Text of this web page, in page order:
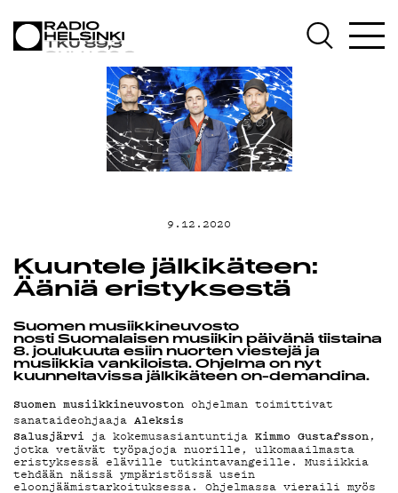
OHJELMAT
TEKIJÄT
ON-DEMAND
PODCAST
MAINOSTA
YHTEYSTIEDOT
G LIVELAB
9.12.2020
Kuuntele jälkikäteen:
Ääniä eristyksestä
Suomen musiikkineuvosto
nosti Suomalaisen musiikin päivänä tiistaina
8. joulukuuta esiin nuorten viestejä ja
musiikkia vankiloista. Ohjelma on nyt
kuunneltavissa jälkikäteen on-demandina.
Suomen musiikkineuvoston ohjelman toimittivat
sanataideohjaaja Aleksis
Salusjärvi ja kokemusasiantuntija Kimmo Gustafsson,
jotka vetävät työpajoja nuorille, ulkomaailmasta
eristyksessä eläville tutkintavangeille. Musiikkia
tehdään näissä ympäristöissä usein
eloonjäämistarkoituksessa. Ohjelmassa vieraili myös